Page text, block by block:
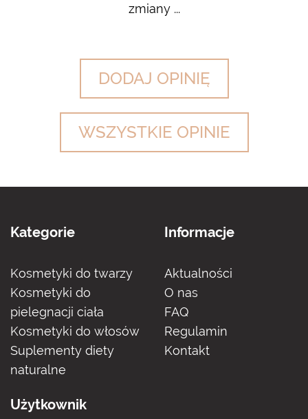
zmiany ...
DODAJ OPINIĘ
WSZYSTKIE OPINIE
Kategorie
Kosmetyki do twarzy
Kosmetyki do
pielegnacji ciała
Kosmetyki do włosów
Suplementy diety
naturalne
Informacje
Aktualności
O nas
FAQ
Regulamin
Kontakt
Użytkownik